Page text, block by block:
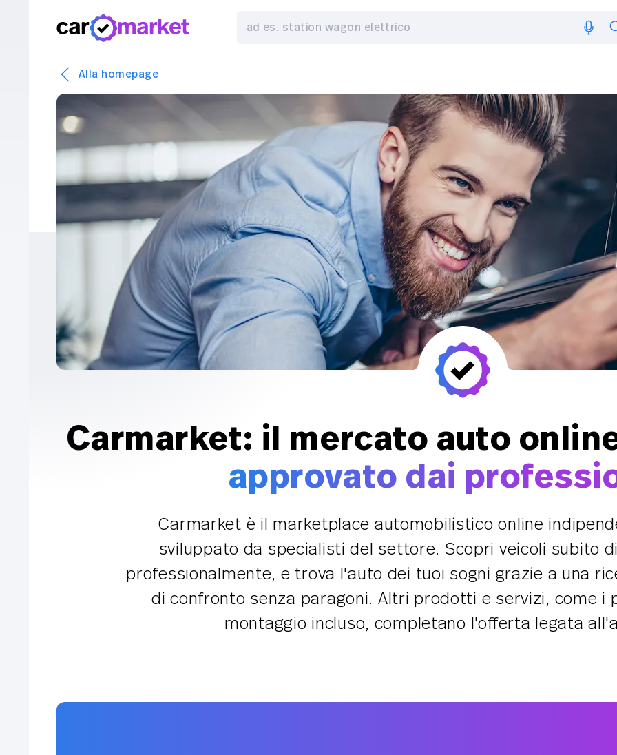
Alla homepage
Carmarket: il mercato auto
approvato dai
Carmarket è il marketplace automobilistico online
sviluppato da specialisti del settore. Scopri veicoli subito
professionalmente, e trova l'auto dei tuoi sogni grazie a una
di confronto senza paragoni. Altri prodotti e servizi, come i
montaggio incluso, completano l'offerta legata